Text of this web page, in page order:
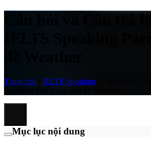
Câu hỏi và Câu trả
IELTS Speaking
Trang chủ IELTS Speaking
Mục lục nội dung